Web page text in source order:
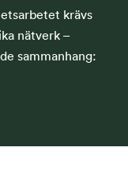
krävs
nätverk –
sammanhang: